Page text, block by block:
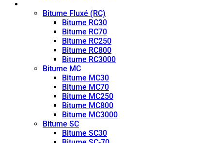
Bitume Fluxé (RC)
Bitume RC30
Bitume RC70
Bitume RC250
Bitume RC800
Bitume RC3000
Bitume MC
Bitume MC30
Bitume MC70
Bitume MC250
Bitume MC800
Bitume MC3000
Bitume SC
Bitume SC30